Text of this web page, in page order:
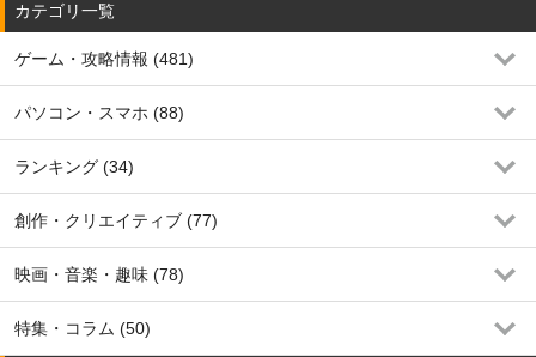
カテゴリ一覧
ゲーム・攻略情報 (481)
パソコン・スマホ (88)
ランキング (34)
創作・クリエイティブ (77)
映画・音楽・趣味 (78)
特集・コラム (50)